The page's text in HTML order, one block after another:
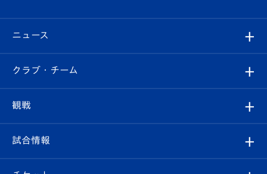
ニュース
すべて
クラブ
試合情報
クラブ・チーム
クラブ概要
観戦
観戦ルール
試合情報